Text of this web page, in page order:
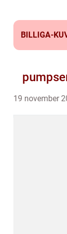
BILLIGA-
19 november